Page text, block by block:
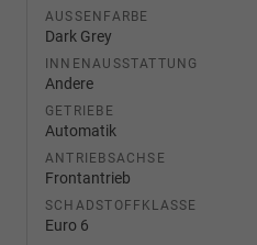
AUSSENFARBE
Dark Grey
INNENAUSSTATTUNG
Andere
GETRIEBE
Automatik
ANTRIEBSACHSE
Frontantrieb
SCHADSTOFFKLASSE
Euro 6